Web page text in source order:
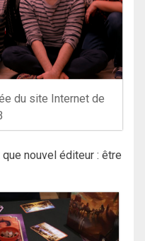
du site Internet de
nouvel éditeur : être